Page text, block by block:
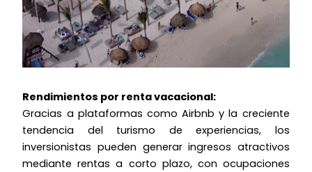
Rendimientos por renta vacacional:
Gracias a plataformas como Airbnb y la creciente
tendencia del turismo de experiencias, los
inversionistas pueden generar ingresos atractivos
mediante rentas a corto plazo, con ocupaciones